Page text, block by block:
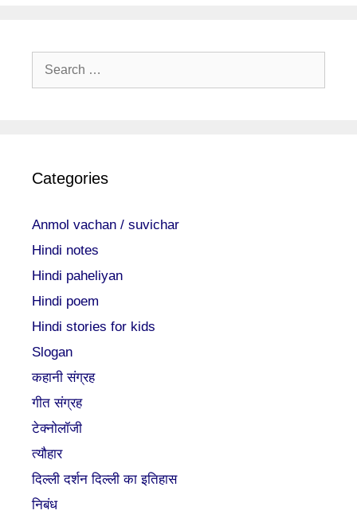
Search
Categories
Anmol vachan / suvichar
Hindi notes
Hindi paheliyan
Hindi poem
Hindi stories for kids
Slogan
कहानी संग्रह
गीत संग्रह
टेक्नोलॉजी
त्यौहार
दिल्ली दर्शन दिल्ली का इतिहास
निबंध